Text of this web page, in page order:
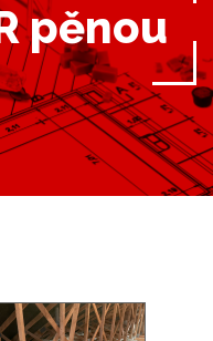
pěnou